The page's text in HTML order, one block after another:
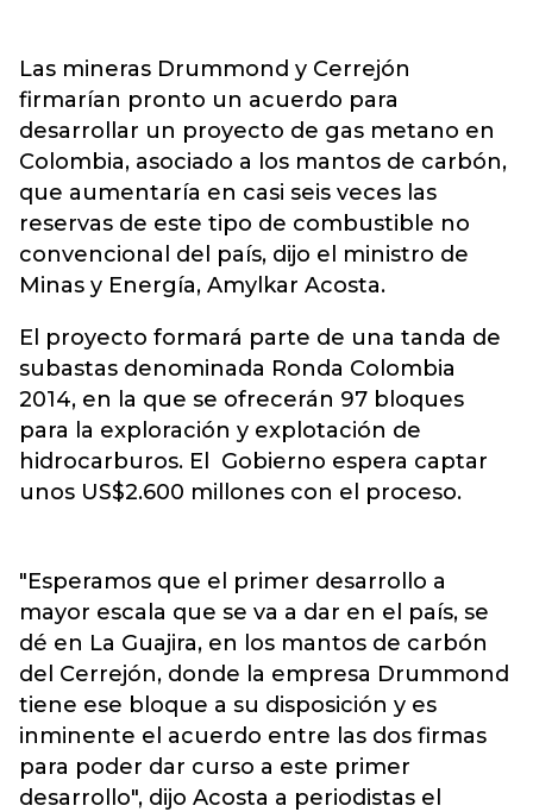
Las mineras Drummond y Cerrejón
firmarían pronto un acuerdo para
desarrollar un proyecto de gas metano en
Colombia, asociado a los mantos de carbón,
que aumentaría en casi seis veces las
reservas de este tipo de combustible no
convencional del país, dijo el ministro de
Minas y Energía, Amylkar Acosta.
El proyecto formará parte de una tanda de
subastas denominada Ronda Colombia
2014, en la que se ofrecerán 97 bloques
para la exploración y explotación de
hidrocarburos. El Gobierno espera captar
unos US$2.600 millones con el proceso.
"Esperamos que el primer desarrollo a
mayor escala que se va a dar en el país, se
dé en La Guajira, en los mantos de carbón
del Cerrejón, donde la empresa Drummond
tiene ese bloque a su disposición y es
inminente el acuerdo entre las dos firmas
para poder dar curso a este primer
desarrollo", dijo Acosta a periodistas el